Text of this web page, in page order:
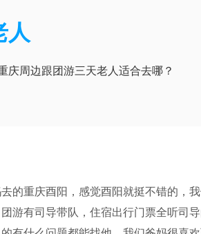
人
庆周边跟团游三天老人适合去哪？
的重庆酉阳，感觉酉阳就挺不错的，
游有司导带队，住宿出行门票全听司